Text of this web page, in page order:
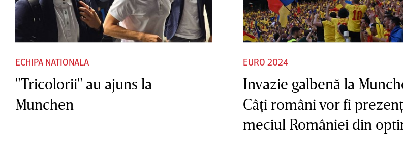
ECHIPA NATIONALA
"Tricolorii" au ajuns la
Munchen
EURO 2024
Invazie galbenă la
Câţi români vor fi
meciul României din